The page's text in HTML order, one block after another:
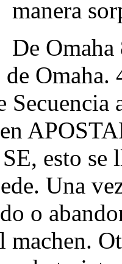
manera
De
Omaha.
Secuencia
esto
Una
o